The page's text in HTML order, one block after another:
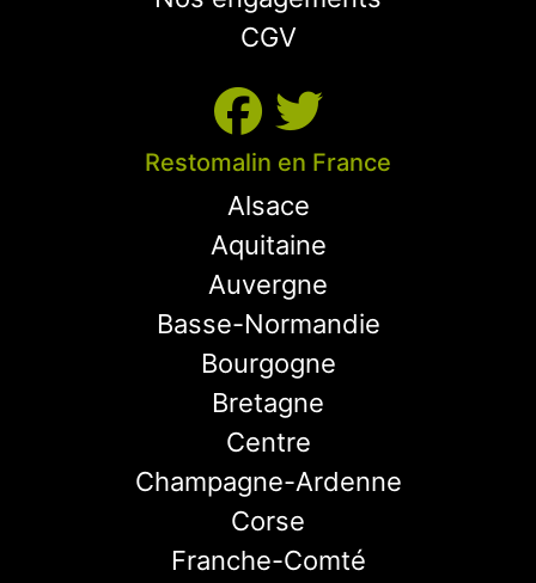
CGV
Restomalin en France
Alsace
Aquitaine
Auvergne
Basse-Normandie
Bourgogne
Bretagne
Centre
Champagne-Ardenne
Corse
Franche-Comté